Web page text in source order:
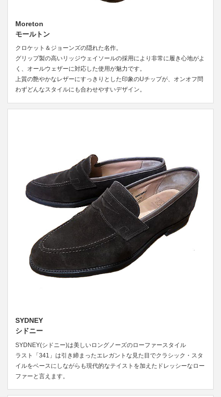
Moreton
モールトン
クロケット＆ジョーンズの隠れた名作。
グリップ製の高いリッジウェイソールの採用により非常に履き心地がよ
く、オールウェザーに対応した使用が魅力です。
上質の艶やかなレザーにすっきりとした印象のUチップが、オンオフ問
わずどんなスタイルにも合わせやすいデザイン。
SYDNEY
シドニー
SYDNEY(シドニー)は美しいロングノーズのローファースタイル
ラスト「341」は引き締まったエレガントな見た目でクラシック・スタ
イルをベースにしながらも現代的なテイストを加えたドレッシーなロー
ファーと言えます。